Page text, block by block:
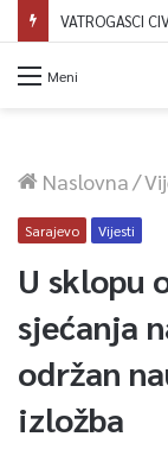
Meni
Naslovna/
Sarajevo Vijesti
U sklopu
sjećanja
održan
izložba